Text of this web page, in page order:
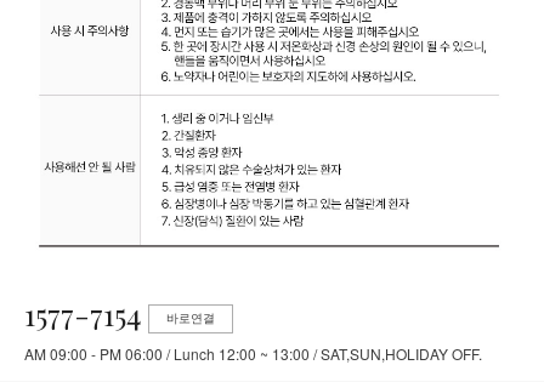
1577-7154 바로연결
AM 09:00 - PM 06:00 / Lunch 12:00 ~ 13:00 / SAT,SUN,HOLIDAY OFF.